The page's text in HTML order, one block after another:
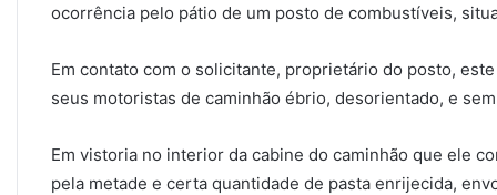
ocorrência pelo pátio de um posto de combustíveis,
Em contato com o solicitante, proprietário do posto,
seus motoristas de caminhão ébrio, desorientado, e
Em vistoria no interior da cabine do caminhão que ele
pela metade e certa quantidade de pasta enrijecida,